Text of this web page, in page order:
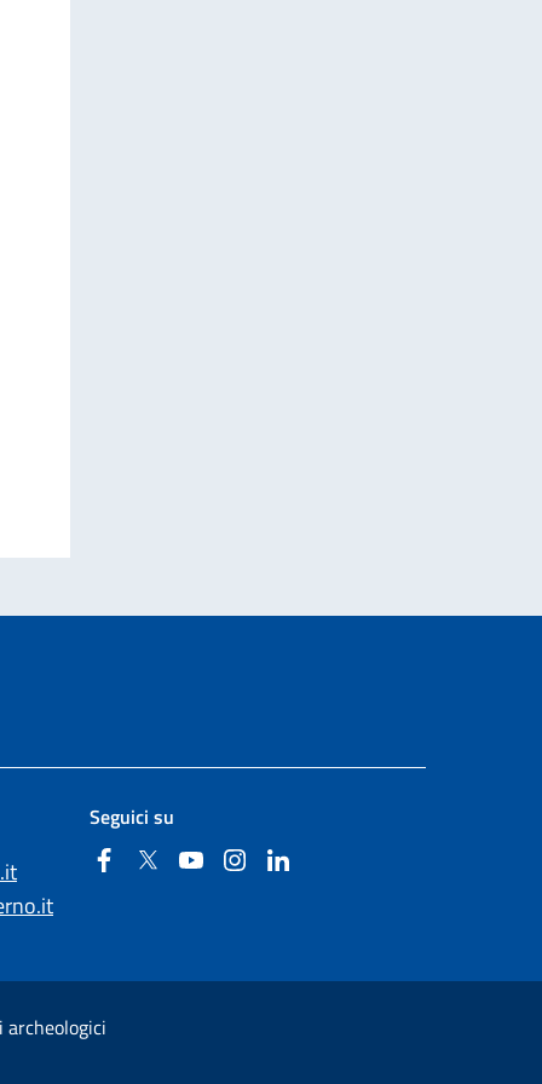
Seguici su
FacebookTwitterYouTubeInstagram
archeologici